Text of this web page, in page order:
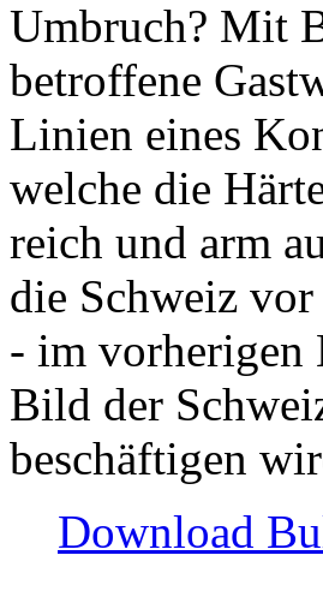
Umbruch? Mit
betroffene
Linien eines
welche die
reich und arm
die Schweiz
- im vorherigen
Bild der
beschäftigen
Download